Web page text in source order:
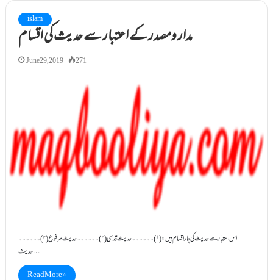
islam
مدار ومصدر کے اعتبار سے حدیث کی اقسام
June 29, 2019 271
اس اعتبار سے حدیث کی چار اقسام ہیں: (۱)۔۔۔۔۔۔حدیث قدسی (۲)۔۔۔۔۔۔حدیث مرفوع (۳)۔۔۔۔۔۔
حدیث…
Read More »